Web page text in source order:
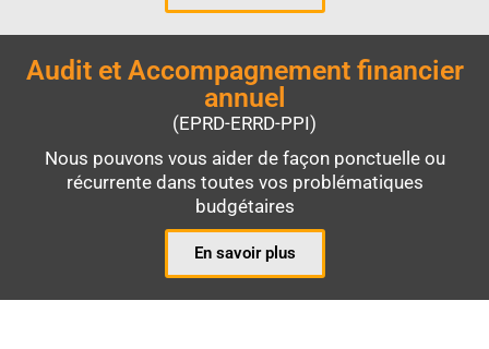
Audit et Accompagnement financier
annuel
(EPRD-ERRD-PPI)
Nous pouvons vous aider de façon ponctuelle ou
récurrente dans toutes vos problématiques
budgétaires
En savoir plus